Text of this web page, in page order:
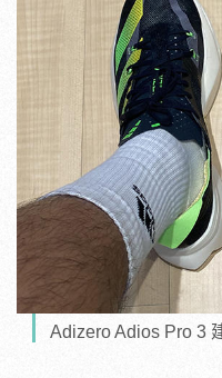
Adizero Adios Pro 3